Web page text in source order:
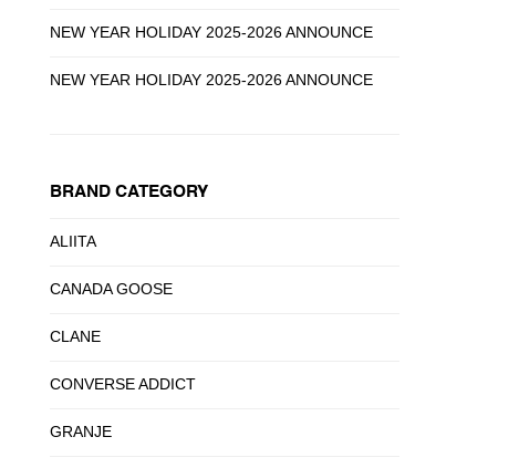
NEW YEAR HOLIDAY 2025-2026 ANNOUNCE
NEW YEAR HOLIDAY 2025-2026 ANNOUNCE
BRAND CATEGORY
ALIITA
CANADA GOOSE
CLANE
CONVERSE ADDICT
GRANJE